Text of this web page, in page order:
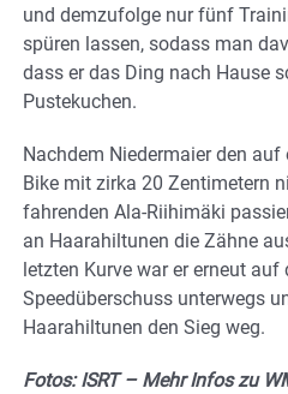
und demzufolge nur fünf
spüren lassen, sodass man
dass er das Ding nach Hause
Pustekuchen.
Nachdem Niedermaier den
Bike mit zirka 20 Zentimetern
fahrenden Ala-Riihimäki
an Haarahiltunen die Zähne
letzten Kurve war er erneut
Speedüberschuss unterwegs
Haarahiltunen den Sieg weg.
Fotos: ISRT – Mehr Infos zu